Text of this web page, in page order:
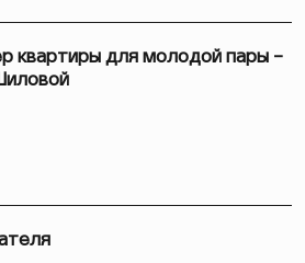
квартиры для молодой пары –